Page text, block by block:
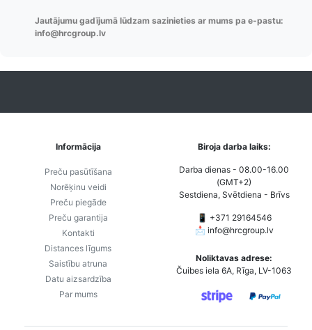
order u.c.
Jautājumu gadījumā lūdzam sazinieties ar mums pa e-pastu:
info@hrcgroup.lv
Informācija
Preču pasūtīšana
Norēķinu veidi
Preču piegāde
Preču garantija
Kontakti
Distances līgums
Saistību atruna
Datu aizsardzība
Par mums
Biroja darba laiks:
Darba dienas - 08.00-16.00
(GMT+2)
Sestdiena, Svētdiena - Brīvs
📱 +371 29164546
📩 info@hrcgroup.lv
Noliktavas adrese:
Čuibes iela 6A, Rīga, LV-1063